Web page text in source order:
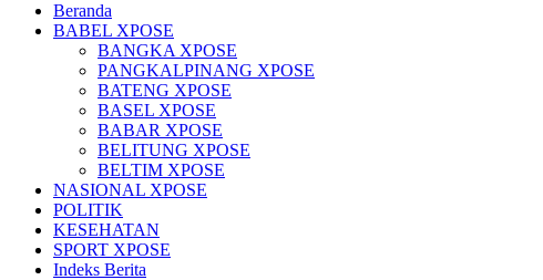
Beranda
BABEL XPOSE
BANGKA XPOSE
PANGKALPINANG XPOSE
BATENG XPOSE
BASEL XPOSE
BABAR XPOSE
BELITUNG XPOSE
BELTIM XPOSE
NASIONAL XPOSE
POLITIK
KESEHATAN
SPORT XPOSE
Indeks Berita